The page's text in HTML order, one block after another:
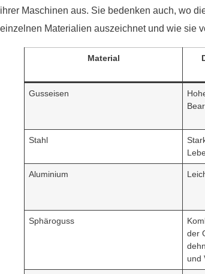
ihrer Maschinen aus. Sie bedenken auch, wo
einzelnen Materialien auszeichnet und wie sie
Material
Gusseisen
Stahl
Aluminium
Sphäroguss
der
und